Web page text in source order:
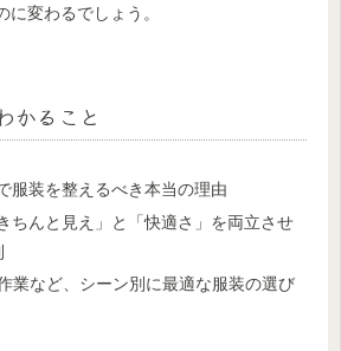
に変わるでしょう。
かること
服装を整えるべき本当の理由
ちんと見え」と「快適さ」を両立させ
業など、シーン別に最適な服装の選び